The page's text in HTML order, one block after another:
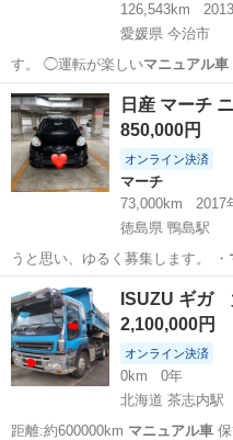
126,543km
愛媛県 今治市
す。 ◯運転が楽しいマニュアル車
愛媛 今治市 キャリイ
日産 マーチ
850,000円
オンライン決済
マーチ
73,000km
2017
徳島県 鴨島駅
うと思い、ゆるく募集します。 ・
し ・少し前…
徳島 吉野川市 鴨島駅
ISUZU ギガ
2,100,000円
オンライン決済
0km
0年
北海道 茶志内駅
距離:約600000km マニュアル車